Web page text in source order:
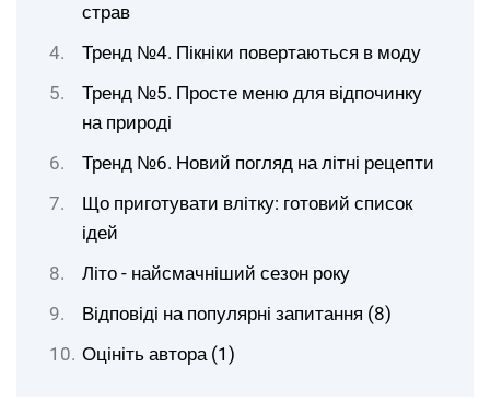
страв
Тренд №4. Пікніки повертаються в моду
Тренд №5. Просте меню для відпочинку
на природі
Тренд №6. Новий погляд на літні рецепти
Що приготувати влітку: готовий список
ідей
Літо - найсмачніший сезон року
Відповіді на популярні запитання (8)
Оцініть автора (1)